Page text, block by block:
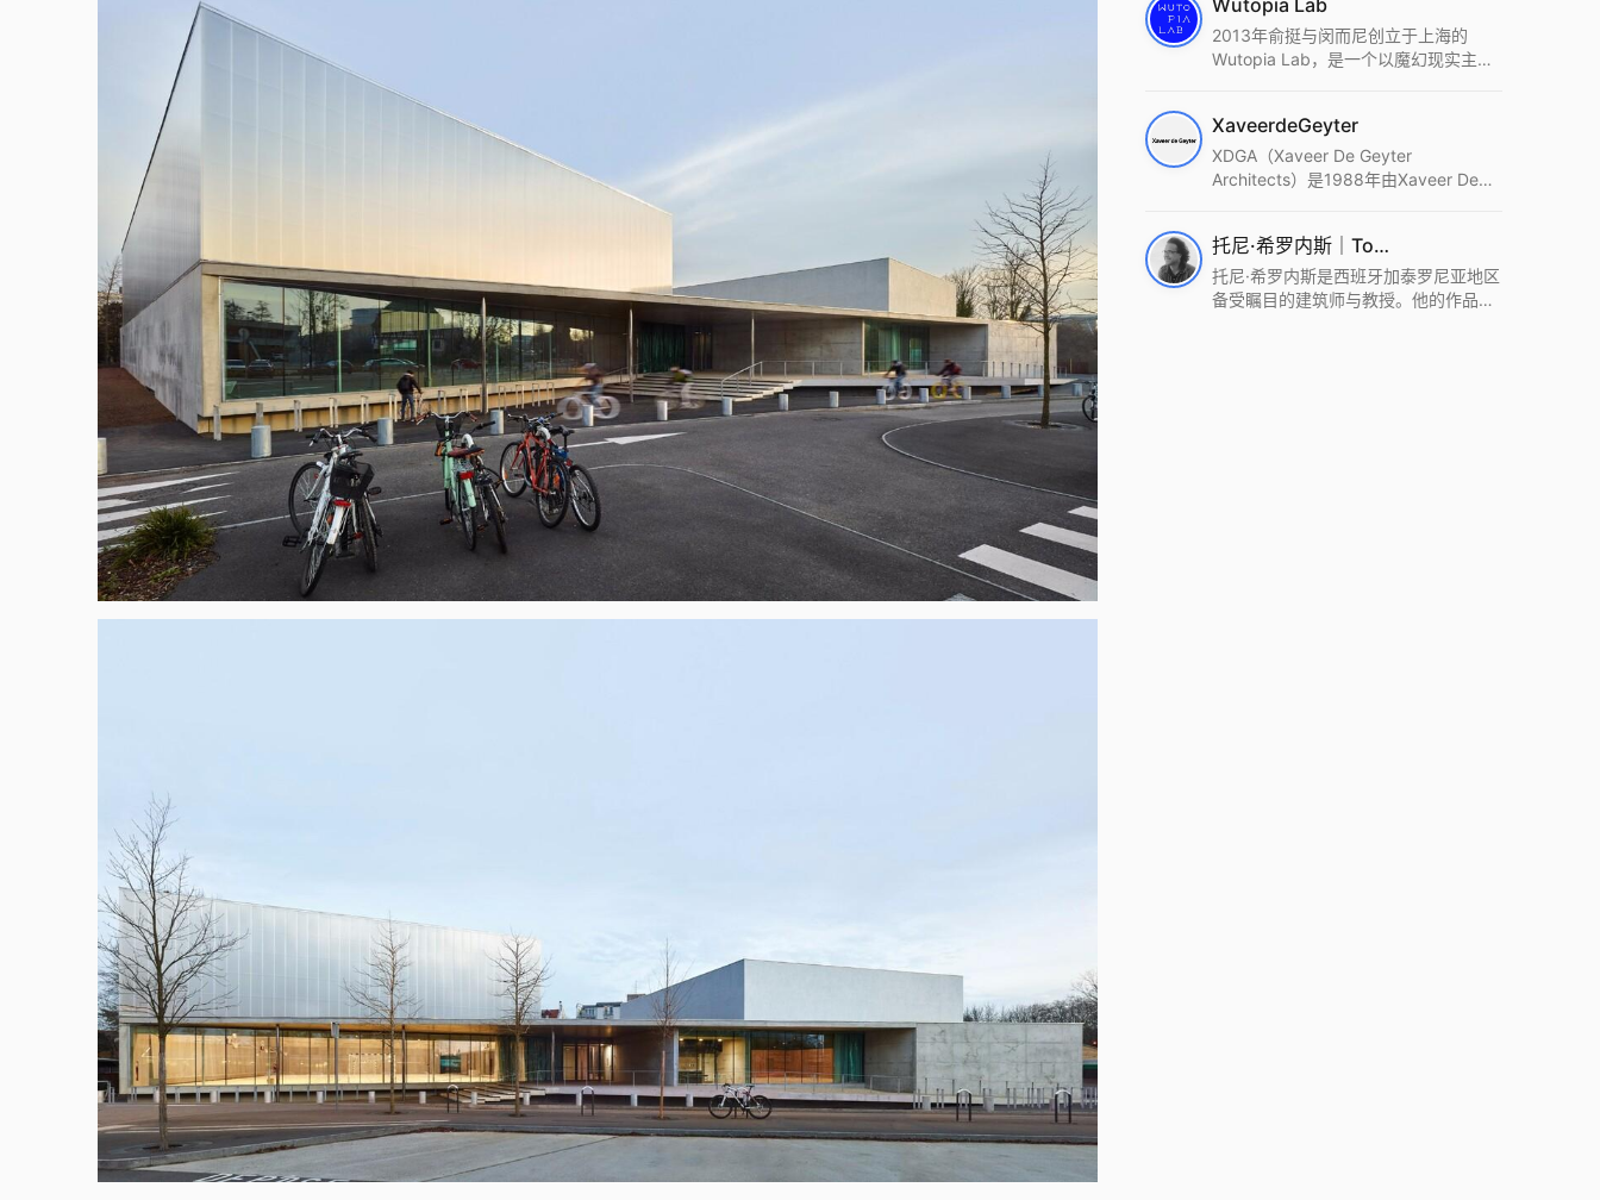
Wutopia Lab
2013年俞挺与闵而尼创立于上海的
Wutopia Lab，是一个以魔幻现实主
统这种新的思维范式为基础，以上海性
和生活性为介入设计的原点，以建筑为
工具，从而推动建筑学和社会学进步。
2022 DFA中获Merit,2021 Architizer
A+ Firm Awards中获Special
Mention：Best Young Firm，2020 IF
XaveerdeGeyter
XDGA（Xaveer De Geyter
Architects）是1988年由Xaveer De
进的设计方法、多元的专业团队和国际
化的作品著称，曾获密斯·凡·德罗奖、
Bigmat奖等多项重要奖项。XDGA主张
托尼·希罗内斯｜Toni Gironès
托尼·希罗内斯是西班牙加泰罗尼亚地区
备受瞩目的建筑师与教授。他的作品深